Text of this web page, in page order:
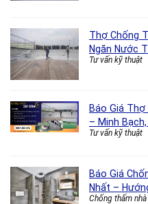
Thợ Chống
Ngăn Nước
Tư vấn kỹ thuật
Báo Giá
– Minh
Tư vấn kỹ thuật
Báo Giá
Nhất –
Chống thấm